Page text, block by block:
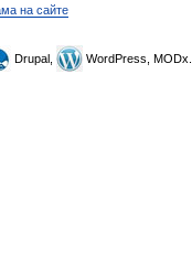
на сайте
Drupal, WordPress, MODx.